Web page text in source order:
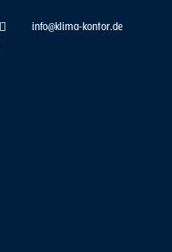
info@klima-kontor.de